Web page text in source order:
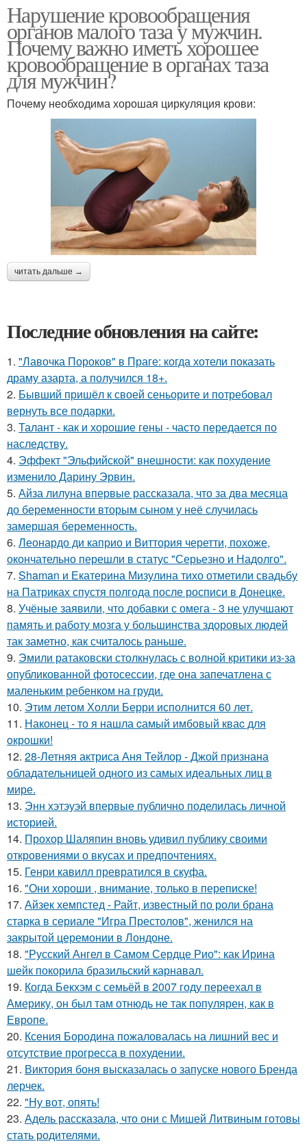
Нарушение кровообращения
органов малого таза у мужчин.
Почему важно иметь хорошее
кровообращение в органах таза
для мужчин?
Почему необходима хорошая циркуляция крови:
читать дальше →
Последние обновления на сайте:
1. "Лавочка Пороков" в Праге: когда хотели показать
драму азарта, а получился 18+.
2. Бывший пришёл к своей сеньорите и потребовал
вернуть все подарки.
3. Талант - как и хорошие гены - часто передается по
наследству.
4. Эффект "Эльфийской" внешности: как похудение
изменило Дарину Эрвин.
5. Айза лилуна впервые рассказала, что за два месяца
до беременности вторым сыном у неё случилась
замершая беременность.
6. Леонардо ди каприо и Виттория черетти, похоже,
окончательно перешли в статус "Серьезно и Надолго".
7. Shaman и Екатерина Мизулина тихо отметили свадьбу
на Патриках спустя полгода после росписи в Донецке.
8. Учёные заявили, что добавки с омега - 3 не улучшают
память и работу мозга у большинства здоровых людей
так заметно, как считалось раньше.
9. Эмили ратаковски столкнулась с волной критики из-за
опубликованной фотосессии, где она запечатлена с
маленьким ребенком на груди.
10. Этим летом Холли Берри исполнится 60 лет.
11. Наконец - то я нашла cамый имбовый кваc для
oкрошки!
12. 28-Летняя актриса Аня Тейлор - Джой признана
обладательницей одного из самых идеальных лиц в
мире.
13. Энн хэтэуэй впервые публично поделилась личной
историей.
14. Прохор Шаляпин вновь удивил публику своими
откровениями о вкусах и предпочтениях.
15. Генри кавилл превратился в скуфа.
16. "Они хороши , внимание, только в переписке!
17. Айзек хемпстед - Райт, известный по роли брана
старка в сериале "Игра Престолов", женился на
закрытой церемонии в Лондоне.
18. "Русский Ангел в Самом Сердце Рио": как Ирина
шейк покорила бразильский карнавал.
19. Когда Бекхэм с семьёй в 2007 году переехал в
Америку, он был там отнюдь не так популярен, как в
Европе.
20. Ксения Бородина пожаловалась на лишний вес и
отсутствие прогресса в похудении.
21. Виктория боня высказалась о запуске нового Бренда
лерчек.
22. "Ну вот, опять!
23. Адель рассказала, что они с Мишей Литвиным готовы
стать родителями.